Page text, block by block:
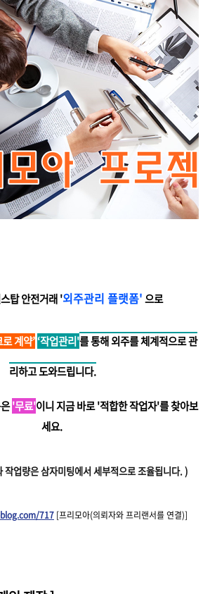
탑 안전거래 '외주관리 플랫폼'으로
계약’‘작업관리'를 통해 외주를 체계적으로 관
리하고 도와드립니다.
'무료'이니 지금 바로 '적합한 작업자'를 찾아보
세요.
작업량은 삼자미팅에서 세부적으로 조율됩니다.)
717 [프리모아(의뢰자와 프리랜서를 연결)]